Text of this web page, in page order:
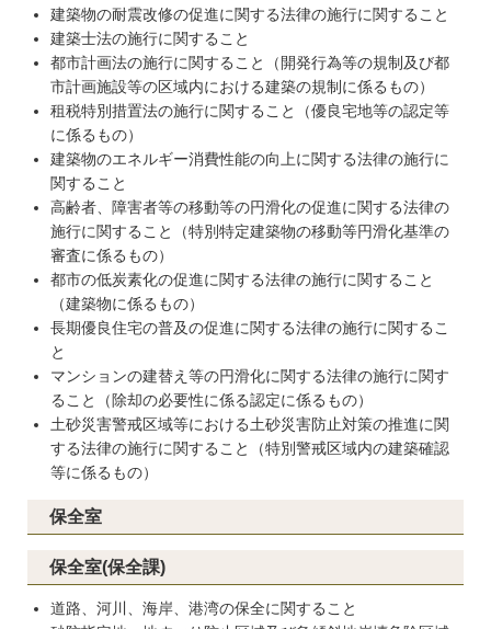
建築物の耐震改修の促進に関する法律の施行に関すること
建築士法の施行に関すること
都市計画法の施行に関すること（開発行為等の規制及び都
市計画施設等の区域内における建築の規制に係るもの）
租税特別措置法の施行に関すること（優良宅地等の認定等
に係るもの）
建築物のエネルギー消費性能の向上に関する法律の施行に
関すること
高齢者、障害者等の移動等の円滑化の促進に関する法律の
施行に関すること（特別特定建築物の移動等円滑化基準の
審査に係るもの）
都市の低炭素化の促進に関する法律の施行に関すること
（建築物に係るもの）
長期優良住宅の普及の促進に関する法律の施行に関するこ
と
マンションの建替え等の円滑化に関する法律の施行に関す
ること（除却の必要性に係る認定に係るもの）
土砂災害警戒区域等における土砂災害防止対策の推進に関
する法律の施行に関すること（特別警戒区域内の建築確認
等に係るもの）
保全室
保全室(保全課)
道路、河川、海岸、港湾の保全に関すること